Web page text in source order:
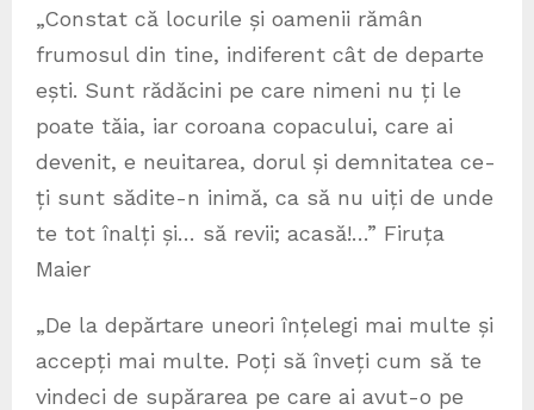
„Constat că locurile și oamenii rămân
frumosul din tine, indiferent cât de departe
ești. Sunt rădăcini pe care nimeni nu ți le
poate tăia, iar coroana copacului, care ai
devenit, e neuitarea, dorul și demnitatea ce-
ți sunt sădite-n inimă, ca să nu uiți de unde
te tot înalți și… să revii; acasă!…” Firuța
Maier
„De la depărtare uneori înțelegi mai multe și
accepți mai multe. Poți să înveți cum să te
vindeci de supărarea pe care ai avut-o pe